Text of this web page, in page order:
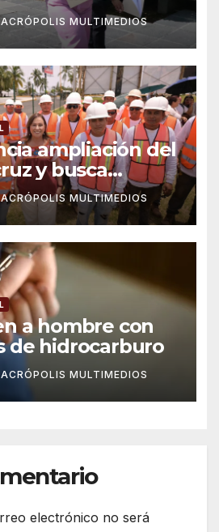
ACRÓPOLIS MULTIMEDIOS
ampliación del
y busca
ingenio en crisis
ACRÓPOLIS MULTIMEDIOS
a hombre con
de hidrocarburo
ACRÓPOLIS MULTIMEDIOS
electrónico no será